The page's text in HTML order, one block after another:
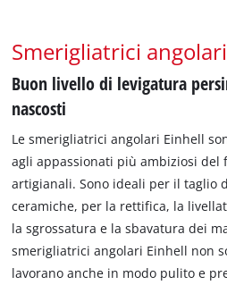
Smerigliatrici angolari
Buon livello di levigatura
nascosti
Le smerigliatrici angolari Einhell
agli appassionati più ambiziosi del
artigianali. Sono ideali per il taglio
ceramiche, per la rettifica, la
la sgrossatura e la sbavatura dei
smerigliatrici angolari Einhell non
lavorano anche in modo pulito e